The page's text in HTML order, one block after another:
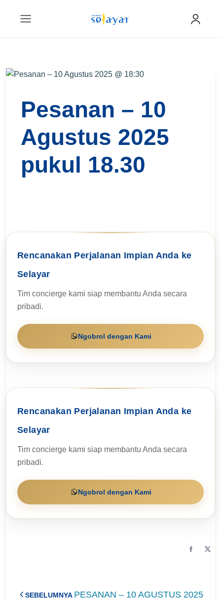
Pesanan – 10
Agustus 2025
pukul 18.30
Rencanakan Perjalanan Impian Anda ke
Selayar
Tim concierge kami siap membantu Anda secara
pribadi.
Ngobrol dengan Kami
Rencanakan Perjalanan Impian Anda ke
Selayar
Tim concierge kami siap membantu Anda secara
pribadi.
Ngobrol dengan Kami
SEBELUMNYA PESANAN – 10 AGUSTUS 2025